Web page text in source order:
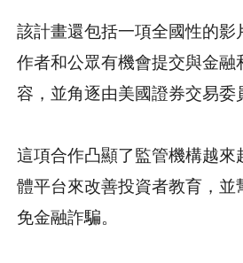
該計畫還包括一項全國性的影
作者和公眾有機會提交與金融
容，並角逐由美國證券交易委
這項合作凸顯了監管機構越來
體平台來改善投資者教育，並
免金融詐騙。